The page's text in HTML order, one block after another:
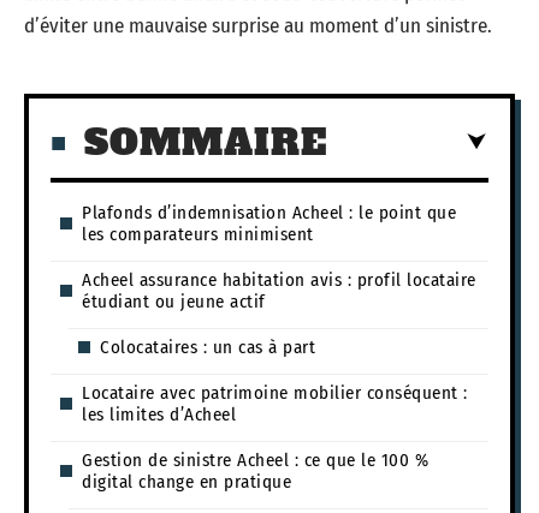
d’éviter une mauvaise surprise au moment d’un sinistre.
SOMMAIRE
Plafonds d’indemnisation Acheel : le point que
les comparateurs minimisent
Acheel assurance habitation avis : profil locataire
étudiant ou jeune actif
Colocataires : un cas à part
Locataire avec patrimoine mobilier conséquent :
les limites d’Acheel
Gestion de sinistre Acheel : ce que le 100 %
digital change en pratique